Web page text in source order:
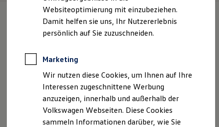
ID. Tutorials
Elektrofahrzeugkonzepte
ID. EVERY1
Reichweite
Rekuperation
Laden unterwegs
Laden Zuhause
Ladestationen finden
Ladezeitensimulator
Batterie
Sicherheit
Ihrenächsten
Schritte
Probefahrt vereinbaren
Websiteoptimierung mit einzubeziehen.
Damit helfen sie uns, Ihr Nutzererlebnis
persönlich auf Sie zuzuschneiden.
Marketing
Wir nutzen diese Cookies, um Ihnen auf Ihre
Interessen zugeschnittene Werbung
anzuzeigen, innerhalb und außerhalb der
Volkswagen Webseiten. Diese Cookies
sammeln Informationen darüber, wie Sie